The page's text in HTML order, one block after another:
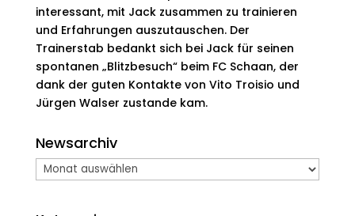
interessant, mit Jack zusammen zu trainieren
und Erfahrungen auszutauschen. Der
Trainerstab bedankt sich bei Jack für seinen
spontanen „Blitzbesuch“ beim FC Schaan, der
dank der guten Kontakte von Vito Troisio und
Jürgen Walser zustande kam.
Newsarchiv
Newsarchiv